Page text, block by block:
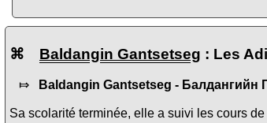
⌘ Baldangin Gantsetseg : Les
⤇ Baldangin Gantsetseg - Балдангийн
Sa scolarité terminée, elle a suivi les cours